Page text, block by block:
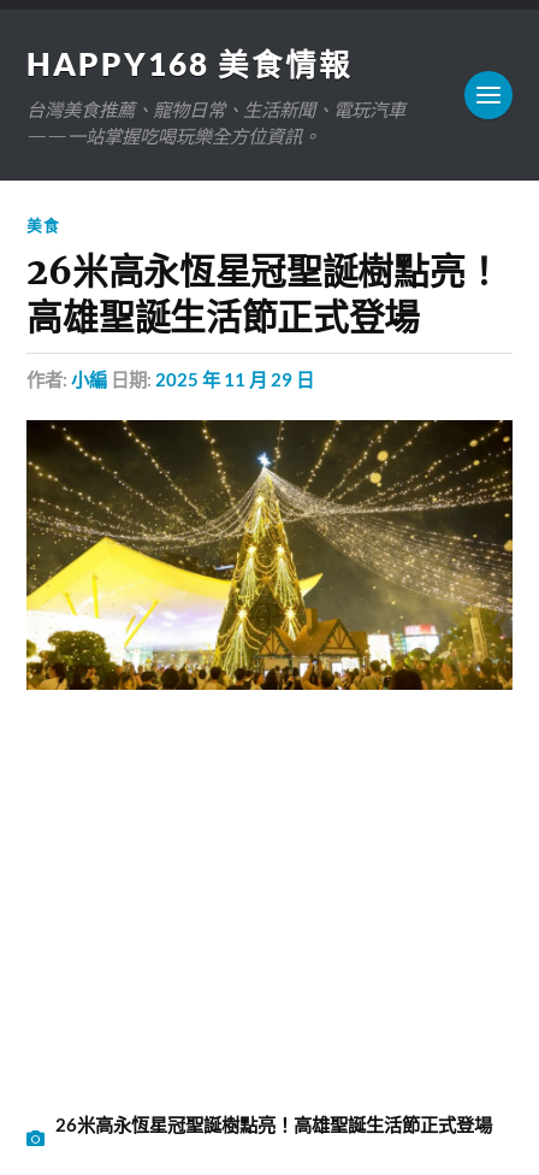
HAPPY168 美食情報
台灣美食推薦、寵物日常、生活新聞、電玩汽車
——一站掌握吃喝玩樂全方位資訊。
美食
26米高永恆星冠聖誕樹點亮！
高雄聖誕生活節正式登場
作者:小編 日期: 2025 年 11 月 29 日
26米高永恆星冠聖誕樹點亮！高雄聖誕生活節正式登場